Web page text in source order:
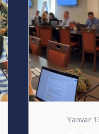
Yanvar